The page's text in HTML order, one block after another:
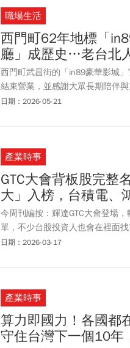
職場生活
西門町62年地標「
廳」成歷史…老台北
西門町武昌街的「in89豪華影城
結束營業，並感謝大眾長期陪伴
影院又少一間！「西門in89豪華
日期：2026-05-21
產業時事
GTC大會背板股完整
大」入榜，台積電、
今周刊編按：輝達GTC大會登場
單，不少台股投資人也會在裡面
國立清華大學National Tsing Hua
日期：2026-03-17
產業時事
算力即國力！各國都
守住台灣下一個10年